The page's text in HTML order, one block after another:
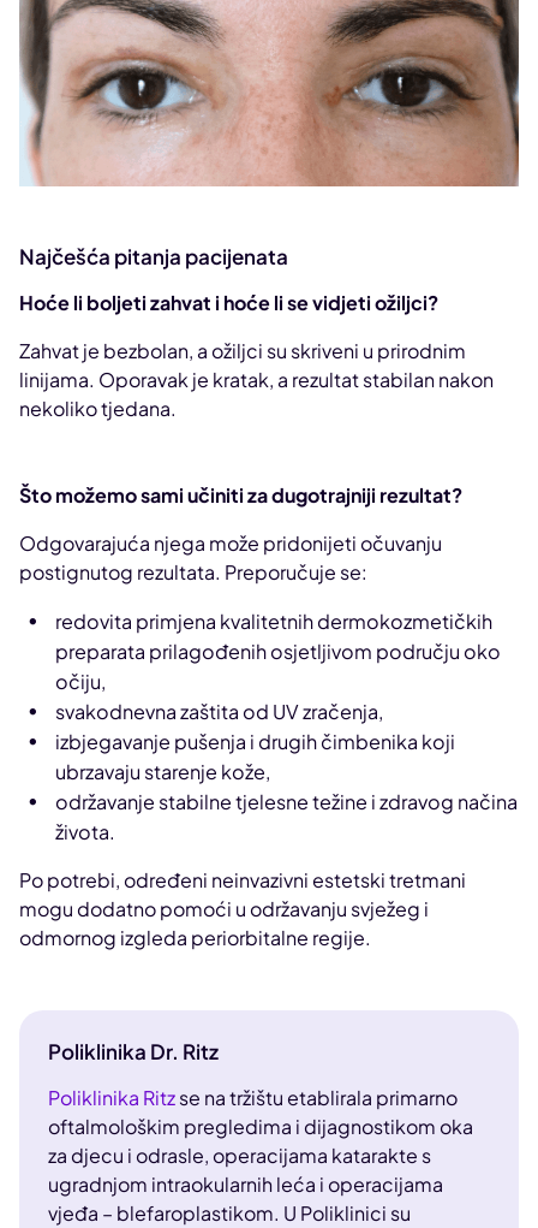
Najčešća pitanja pacijenata
Hoće li boljeti zahvat i hoće li se vidjeti ožiljci?
Zahvat je bezbolan, a ožiljci su skriveni u prirodnim
linijama. Oporavak je kratak, a rezultat stabilan nakon
nekoliko tjedana.
Što možemo sami učiniti za dugotrajniji rezultat?
Odgovarajuća njega može pridonijeti očuvanju
postignutog rezultata. Preporučuje se:
redovita primjena kvalitetnih dermokozmetičkih
preparata prilagođenih osjetljivom području oko
očiju,
svakodnevna zaštita od UV zračenja,
izbjegavanje pušenja i drugih čimbenika koji
ubrzavaju starenje kože,
održavanje stabilne tjelesne težine i zdravog načina
života.
Po potrebi, određeni neinvazivni estetski tretmani
mogu dodatno pomoći u održavanju svježeg i
odmornog izgleda periorbitalne regije.
Poliklinika Dr. Ritz
Poliklinika Ritzse na tržištu etablirala primarno
oftalmološkim pregledima i dijagnostikom oka
za djecu i odrasle, operacijama katarakte s
ugradnjom intraokularnih leća i operacijama
vjeđa – blefaroplastikom. U Poliklinici su